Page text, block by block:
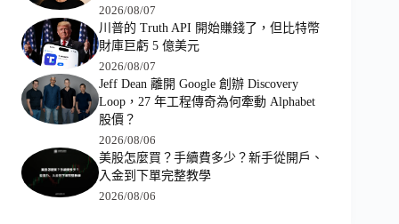
2026/08/07
川普的 Truth API 開始賺錢了，但比特幣
財庫巨虧 5 億美元
2026/08/07
Jeff Dean 離開 Google 創辦 Discovery
Loop，27 年工程傳奇為何牽動 Alphabet
股價？
2026/08/06
美股怎麼買？手續費多少？新手從開戶、
入金到下單完整教學
2026/08/06